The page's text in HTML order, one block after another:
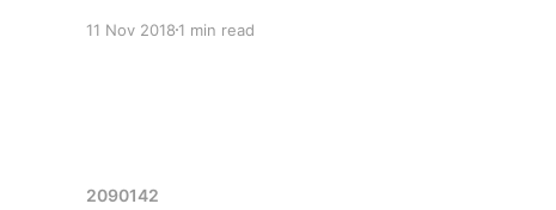
11 Nov 2018 1 min read
2090142